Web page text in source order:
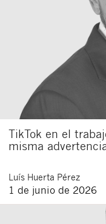
TikTok en el
misma
Luís Huerta Pérez
1 de junio de 2026